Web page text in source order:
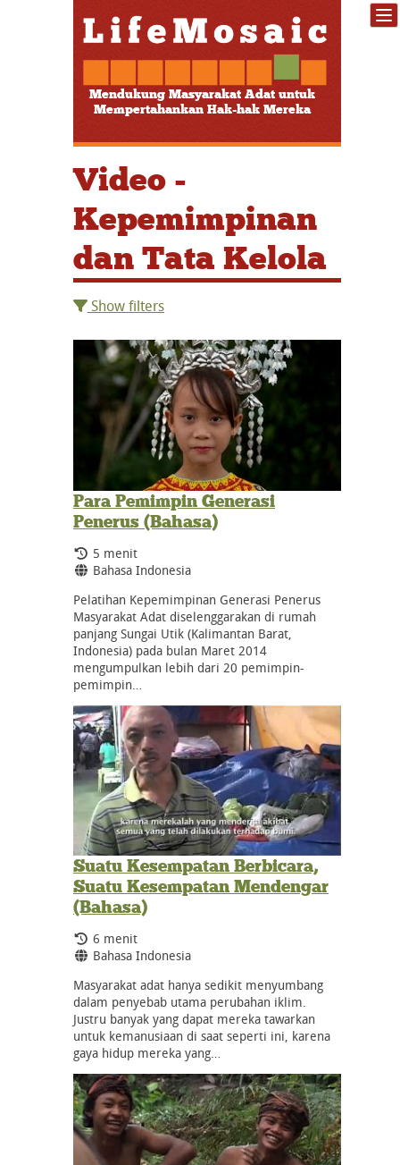
Mendukung Masyarakat Adat untuk
Mempertahankan Hak-hak Mereka
Video -
Kepemimpinan
dan Tata Kelola
Show filters
Para Pemimpin Generasi
Penerus (Bahasa)
Durasi:
5 menit
Bahasa:
Bahasa Indonesia
Pelatihan Kepemimpinan Generasi Penerus
Masyarakat Adat diselenggarakan di rumah
panjang Sungai Utik (Kalimantan Barat,
Indonesia) pada bulan Maret 2014
mengumpulkan lebih dari 20 pemimpin-
pemimpin…
Suatu Kesempatan Berbicara,
Suatu Kesempatan Mendengar
(Bahasa)
Durasi:
6 menit
Bahasa:
Bahasa Indonesia
Masyarakat adat hanya sedikit menyumbang
dalam penyebab utama perubahan iklim.
Justru banyak yang dapat mereka tawarkan
untuk kemanusiaan di saat seperti ini, karena
gaya hidup mereka yang…